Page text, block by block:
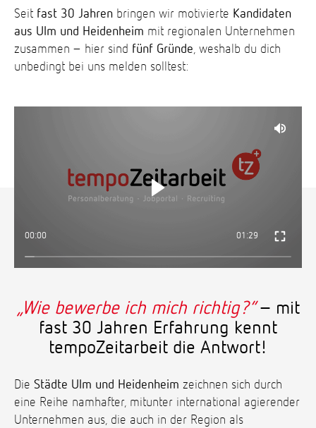
Seit fast 30 Jahren bringen wir motivierte Kandidaten
aus Ulm und Heidenheim mit regionalen Unternehmen
zusammen – hier sind fünf Gründe, weshalb du dich
unbedingt bei uns melden solltest:
00:00 01:29
„Wie bewerbe ich mich richtig?“– mit
fast 30 Jahren Erfahrung kennt
tempoZeitarbeit die Antwort!
Die Städte Ulm und Heidenheim zeichnen sich durch
eine Reihe namhafter, mitunter international agierender
Unternehmen aus, die auch in der Region als